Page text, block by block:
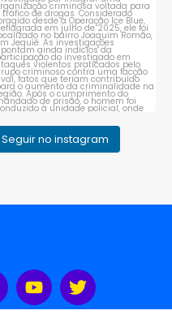
Seguir no instagram